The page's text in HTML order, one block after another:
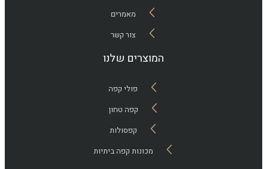
מאמרים
צור קשר
המוצרים שלנו
פולי קפה
קפה טחון
קפסולות
מכונות קפה ביתיות